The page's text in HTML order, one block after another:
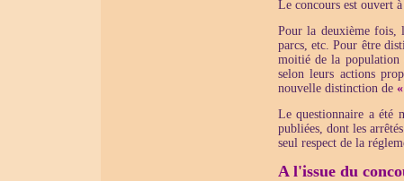
Le concours est ouvert
Pour la deuxième fois,
parcs, etc. Pour être
moitié de la population
selon leurs actions
nouvelle distinction de
Le questionnaire a été
publiées, dont les
seul respect de la
A l'issue du